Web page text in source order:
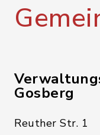
Gosberg
Reuther Str. 1